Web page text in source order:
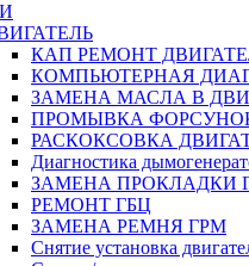
КАП РЕМОНТ
КОМПЬЮТЕРНАЯ
ЗАМЕНА МАСЛА В
ПРОМЫВКА
РАСКОКСОВКА
Диагностика
ЗАМЕНА ПРОКЛАДКИ
РЕМОНТ ГБЦ
ЗАМЕНА РЕМНЯ ГРМ
Снятие установка